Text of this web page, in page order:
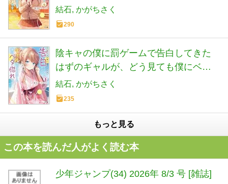
惚れです 4 (HJ文庫)
結石 かがちさく
290
陰キャの僕に罰ゲームで告白してきた
はずのギャルが、どう見ても僕にベタ
惚れです 3 (HJ文庫)
結石 かがちさく
235
もっと見る
この本を読んだ人がよく読む本
少年ジャンプ(34) 2026年 8/3 号 [雑誌]